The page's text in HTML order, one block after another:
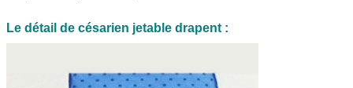
Le détail de césarien jetable drapent :